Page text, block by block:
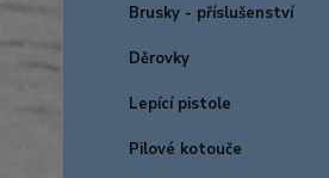
Brusky - příslušenství
Děrovky
Lepící pistole
Pilové kotouče